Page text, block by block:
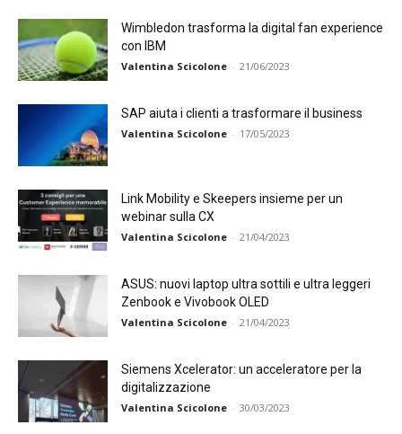
Wimbledon trasforma la digital fan experience
con IBM
Valentina Scicolone - 21/06/2023
SAP aiuta i clienti a trasformare il business
Valentina Scicolone - 17/05/2023
Link Mobility e Skeepers insieme per un
webinar sulla CX
Valentina Scicolone - 21/04/2023
ASUS: nuovi laptop ultra sottili e ultra leggeri
Zenbook e Vivobook OLED
Valentina Scicolone - 21/04/2023
Siemens Xcelerator: un acceleratore per la
digitalizzazione
Valentina Scicolone - 30/03/2023